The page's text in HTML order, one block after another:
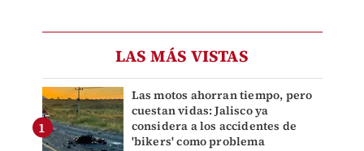
LAS MÁS VISTAS
Las motos ahorran tiempo, pero
cuestan vidas: Jalisco ya
considera a los accidentes de
'bikers' como problema